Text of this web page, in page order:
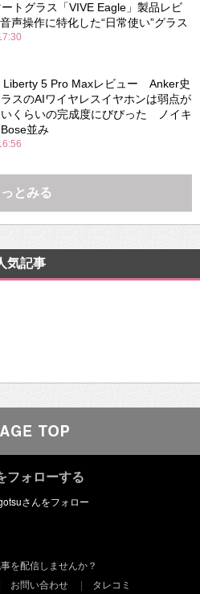
トグラス「VIVE Eagle」製品レビ
声操作に特化した“日常使い”グラス
Liberty 5 Pro Maxレビュー Anker史
スのAIワイヤレスイヤホンは弱点が
いくらいの完成度にびびった ノイキ
並み
っとみる
気記事
フォローする
を配信しませんか？
お問い合わせ タレコミ